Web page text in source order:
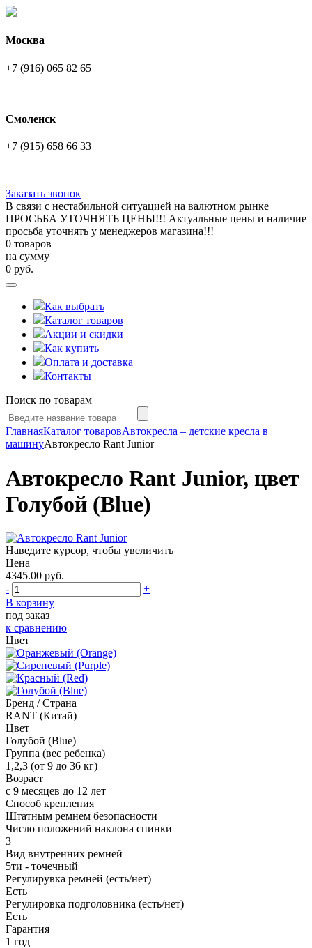
Москва
+7 (916) 065 82 65
Смоленск
+7 (915) 658 66 33
Заказать звонок
В связи с нестабильной ситуацией на валютном рынке
ПРОСЬБА УТОЧНЯТЬ ЦЕНЫ!!! Актуальные цены и наличие
просьба уточнять у менеджеров магазина!!!
0 товаров
на сумму
0 руб.
Как выбрать
Каталог товаров
Акции и скидки
Как купить
Оплата и доставка
Контакты
Поиск по товарам
ГлавнаяКаталог товаровАвтокресла – детские кресла в
машинуАвтокресло Rant Junior
Автокресло Rant Junior, цвет
Голубой (Blue)
Наведите курсор, чтобы увеличить
Цена
4345.00 руб.
-
+
В корзину
под заказ
к сравнению
Цвет
Бренд / Страна
RANT (Китай)
Цвет
Голубой (Blue)
Группа (вес ребенка)
1,2,3 (от 9 до 36 кг)
Возраст
с 9 месяцев до 12 лет
Способ крепления
Штатным ремнем безопасности
Число положений наклона спинки
3
Вид внутренних ремней
5ти - точечный
Регулирувка ремней (есть/нет)
Есть
Регулировка подголовника (есть/нет)
Есть
Гарантия
1 год